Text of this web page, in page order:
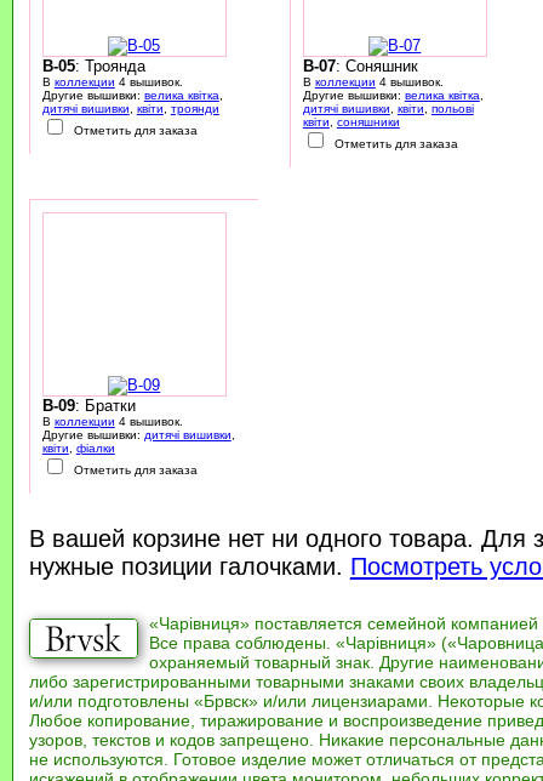
B-05: Троянда
В коллекции 4 вышивок.
Другие вышивки: велика квітка
дитячі вишивки
квіти
троянди
Отметить для заказа
B-07: Соняшник
В коллекции 4 вышивок.
Другие вышивки: велика квітка
дитячі вишивки
квіти
польові
квіти
соняшники
Отметить для заказа
B-09: Братки
В коллекции 4 вышивок.
Другие вышивки: дитячі вишивки
квіти
фіалки
Отметить для заказа
В вашей корзине нет ни одного товара. Для
нужные позиции галочками. Посмотреть
«Чарівниця» поставляется семейной компанией
Все права соблюдены. «Чарівниця»
охраняемый товарный знак. Другие
либо зарегистрированными товарными знаками своих
и/или подготовлены «Брвск» и/или лицензиарами. Некоторые
Любое копирование, тиражирование и воспроизведение
узоров, текстов и кодов запрещено. Никакие персональные
не используются. Готовое изделие может отличаться от